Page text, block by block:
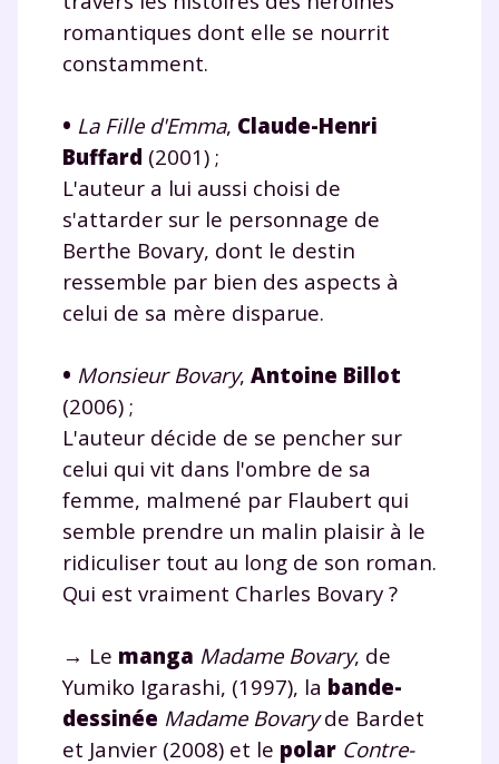
romantiques dont elle se nourrit
constamment.
• La Fille d'Emma, Claude-Henri
Buffard (2001) ;
L'auteur a lui aussi choisi de
s'attarder sur le personnage de
Berthe Bovary, dont le destin
ressemble par bien des aspects à
celui de sa mère disparue.
• Monsieur Bovary, Antoine Billot
(2006) ;
L'auteur décide de se pencher sur
celui qui vit dans l'ombre de sa
femme, malmené par Flaubert qui
semble prendre un malin plaisir à le
ridiculiser tout au long de son roman.
Qui est vraiment Charles Bovary ?
→ Le manga Madame Bovary, de
Yumiko Igarashi, (1997), la bande-
dessinée Madame Bovaryde Bardet
et Janvier (2008) et le polar Contre-